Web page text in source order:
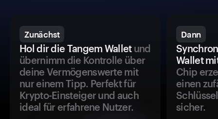
Zunächst
Hol dir die Tangem Walletund
übernimm die Kontrolle über
deine Vermögenswerte mit
nur einem Tipp. Perfekt für
Krypto-Einsteiger und auch
ideal für erfahrene Nutzer.
Dann
Wallet
Chip
einen
sicher.